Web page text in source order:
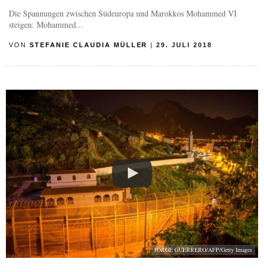
Die Spannungen zwischen Südeuropa und Marokkos Mohammed VI
steigen: Mohammed...
VON STEFANIE CLAUDIA MÜLLER |29. JULI 2018
JORGE GUERRERO/AFP/Getty Images